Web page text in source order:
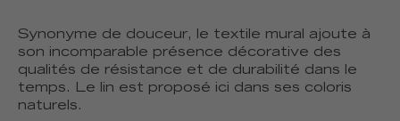
Synonyme de douceur, le textile mural ajoute à
son incomparable présence décorative des
qualités de résistance et de durabilité dans le
temps. Le lin est proposé ici dans ses coloris
naturels.